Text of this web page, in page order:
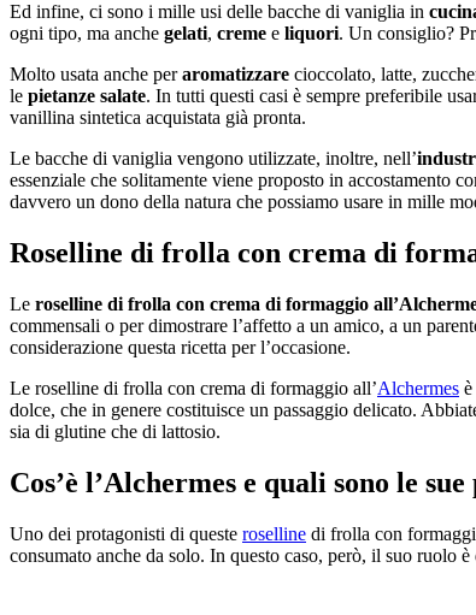
Ed infine, ci sono i mille usi delle bacche di vaniglia in
ogni tipo, ma anche gelati, creme e liquori. Un consiglio?
Molto usata anche peraromatizzare cioccolato, latte,
le pietanze salate. In tutti questi casi è sempre preferibile
vanillina sintetica acquistata già pronta.
Le bacche di vaniglia vengono utilizzate, inoltre, nell’
essenziale che solitamente viene proposto in accostamento
davvero un dono della natura che possiamo usare in mille
Roselline di frolla con crema di
Le roselline di frolla con crema di formaggio
commensali o per dimostrare l’affetto a un amico, a un
considerazione questa ricetta per l’occasione.
Le roselline di frolla con crema di formaggio all’Alchermes
dolce, che in genere costituisce un passaggio delicato.
sia di glutine che di lattosio.
Cos’è l’Alchermes e quali sono le
Uno dei protagonisti di queste roselline di frolla con
consumato anche da solo. In questo caso, però, il suo ruolo